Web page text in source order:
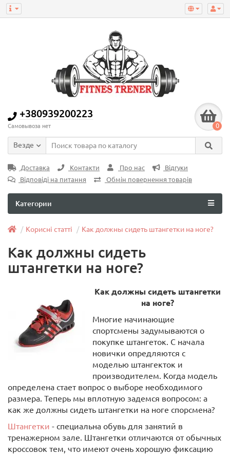
+380939200223
Самовывоза нет 0
Везде
Доставка Контакти Про нас
Відгуки
Відповіді на питання
Обмін повернення товарів
Категории
Корисні статті Как должны сидеть штангетки на ноге?
Как должны сидеть
штангетки на ноге?
Как должны сидеть штангетки
на ноге?
Многие начинающие
спортсмены задумываются о
покупке штангеток. С начала
новички опредляются с
моделью штангекток и
производителем. Когда модель
определена стает вопрос о выборе необходимого
размера. Теперь мы вплотную задемся вопросом: а
как же должны сидеть штангетки на ноге спорсмена?
Штангетки - специальна обувь для занятий в
тренажерном зале. Штангетки отличаются от обычных
кроссовок тем, что имеют очень хорошую фиксацию